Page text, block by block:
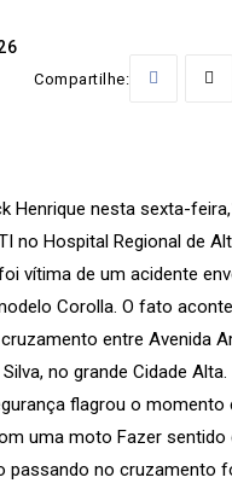
Compartilhe:
Henrique nesta sexta-
no Hospital Regional de
vítima de um acidente
Corolla. O fato
entre Avenida
no grande Cidade Alta.
flagrou o momento
uma moto Fazer sentido
passando no cruzamento